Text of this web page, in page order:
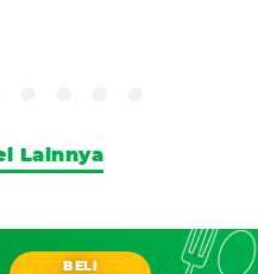
Lainnya
BELI